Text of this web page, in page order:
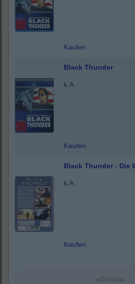
Kaufen
Black Thunder
k.A.
Kaufen
Black Thunder - Die
k.A.
Kaufen
«Zurück